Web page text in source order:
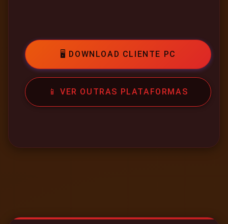
🖥️ DOWNLOAD CLIENTE PC
📱 VER OUTRAS PLATAFORMAS